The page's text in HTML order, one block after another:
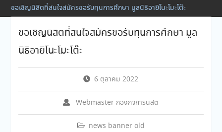
ขอเชิญนิสิตที่สนใจสมัครขอรับทุนการศึกษา มูลนิธิอายิโนะโมะโต๊ะ
ขอเชิญนิสิตที่สนใจสมัครขอรับทุนการศึกษา มูล
นิธิอายิโนะโมะโต๊ะ
6 ตุลาคม 2022
Webmaster กองกิจการนิสิต
news banner old